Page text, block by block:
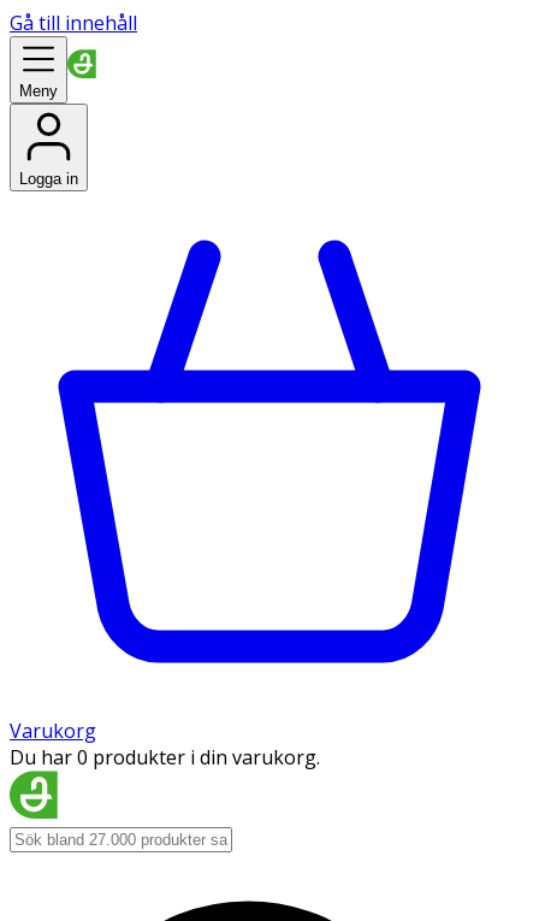
Gå till innehåll
Meny
Logga in
Varukorg
Du har 0 produkter i din varukorg.